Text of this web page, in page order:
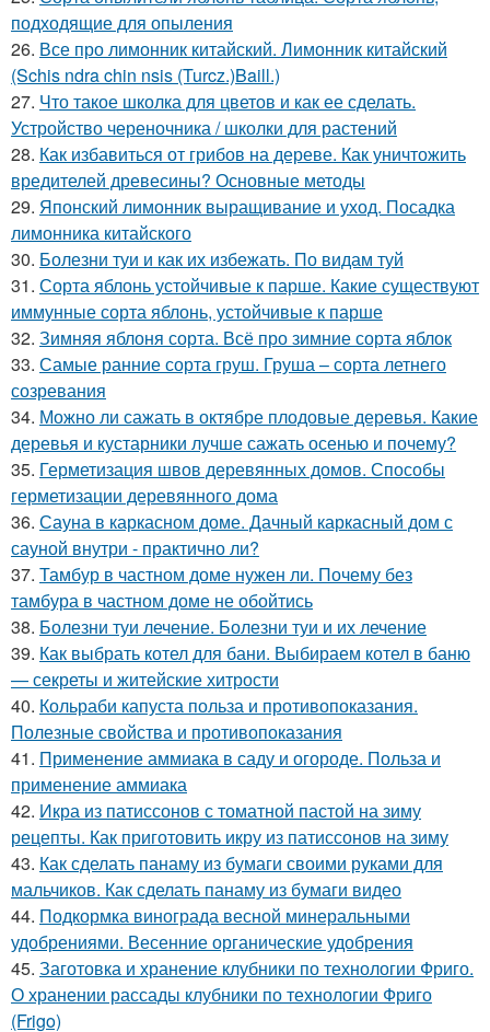
подходящие для опыления
26. Все про лимонник китайский. Лимонник китайский
(Schis ndra chin nsis (Turcz.)Baill.)
27. Что такое школка для цветов и как ее сделать.
Устройство череночника / школки для растений
28. Как избавиться от грибов на дереве. Как уничтожить
вредителей древесины? Основные методы
29. Японский лимонник выращивание и уход. Посадка
лимонника китайского
30. Болезни туи и как их избежать. По видам туй
31. Сорта яблонь устойчивые к парше. Какие существуют
иммунные сорта яблонь, устойчивые к парше
32. Зимняя яблоня сорта. Всё про зимние сорта яблок
33. Самые ранние сорта груш. Груша – сорта летнего
созревания
34. Можно ли сажать в октябре плодовые деревья. Какие
деревья и кустарники лучше сажать осенью и почему?
35. Герметизация швов деревянных домов. Способы
герметизации деревянного дома
36. Сауна в каркасном доме. Дачный каркасный дом с
сауной внутри - практично ли?
37. Тамбур в частном доме нужен ли. Почему без
тамбура в частном доме не обойтись
38. Болезни туи лечение. Болезни туи и их лечение
39. Как выбрать котел для бани. Выбираем котел в баню
— секреты и житейские хитрости
40. Кольраби капуста польза и противопоказания.
Полезные свойства и противопоказания
41. Применение аммиака в саду и огороде. Польза и
применение аммиака
42. Икра из патиссонов с томатной пастой на зиму
рецепты. Как приготовить икру из патиссонов на зиму
43. Как сделать панаму из бумаги своими руками для
мальчиков. Как сделать панаму из бумаги видео
44. Подкормка винограда весной минеральными
удобрениями. Весенние органические удобрения
45. Заготовка и хранение клубники по технологии Фриго.
О хранении рассады клубники по технологии Фриго
(Frigo)